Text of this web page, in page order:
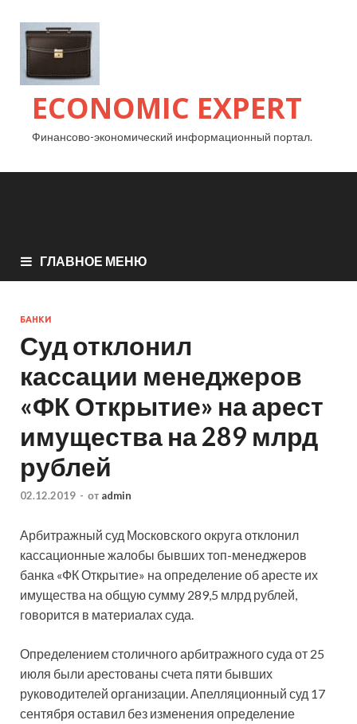
ECONOMIC EXPERT
Финансово-экономический информационный портал.
ГЛАВНОЕ МЕНЮ
БАНКИ
Суд отклонил
кассации менеджеров
«ФК Открытие» на арест
имущества на 289 млрд
рублей
02.12.2019 - от admin
Арбитражный суд Московского округа отклонил
кассационные жалобы бывших топ-менеджеров
банка «ФК Открытие» на определение об аресте их
имущества на общую сумму 289,5 млрд рублей,
говорится в материалах суда.
Определением столичного арбитражного суда от 25
июля были арестованы счета пяти бывших
руководителей организации. Апелляционный суд 17
сентября оставил без изменения определение